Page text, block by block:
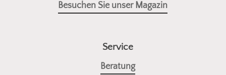
Besuchen Sie unser Magazin
Service
Beratung